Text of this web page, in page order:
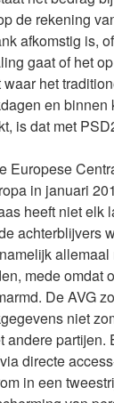
de rekening
afkomstig is,
gaat of het
het
en binnen
is dat met
Europese
in januari
heeft niet elk
achterblijvers
mede omdat
De AVG
niet
andere partijen.
directe
in een